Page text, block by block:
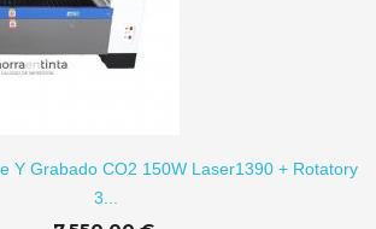
Y Grabado CO2 150W Laser1390 + Rotatory
3...